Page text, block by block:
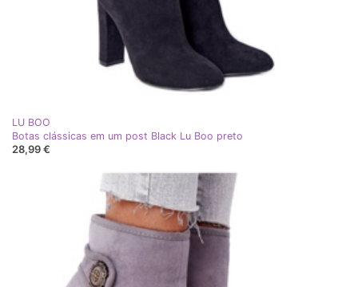
LU BOO
Botas clássicas em um post Black Lu Boo preto
28,99 €